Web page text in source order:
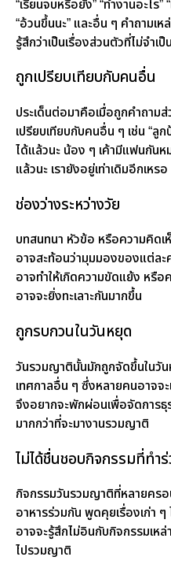
“เรียนจบหรือยัง” “ทำงานอะไร”
“อ้วนขึ้นนะ” และอื่น ๆ คำถามเ
รู้สึกว่าเป็นเรื่องส่วนตัวที่ไม่จำเ
ถูกเปรียบเทียบกับคนอื่น
ประเด็นต่อมาคือเมื่อถูกคำถามส่
เปรียบเทียบกับคนอื่น ๆ เช่น “ลูก
ได้แล้วนะ น้อง ๆ เค้ามีแฟนกันห
แล้วนะ เรายังอยู่เท่าเดิมอีกเหรอ
ช่องว่างระหว่างวัย
บทสนทนา หัวข้อ หรือความคิดเ
อาจสะท้อนว่ามุมมองของแต่ล
อาจทำให้เกิดความขัดแย้ง หรื
อาจจะยิ่งทะเลาะกันมากขึ้น
ถูกรบกวนในวันหยุด
วันรวมญาตินั้นมักถูกจัดขึ้นในวั
เทศกาลอื่น ๆ ซึ่งหลายคนอาจจ
จึงอยากจะพักผ่อนเพื่อจัดการธุ
มากกว่าที่จะมางานรวมญาติ
ไม่ได้ชื่นชอบกิจกรรมที่ทำ
กิจกรรมวันรวมญาติที่หลายครอ
อาหารร่วมกัน พูดคุยเรื่องเก่า
อาจจะรู้สึกไม่อินกับกิจกรรมเห
ไปรวมญาติ